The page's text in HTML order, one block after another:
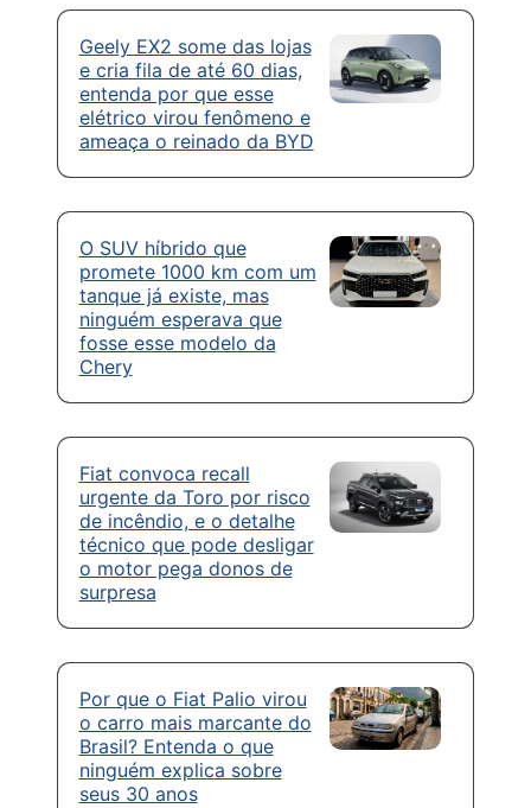
Geely EX2 some das lojas
e cria fila de até 60 dias,
entenda por que esse
elétrico virou fenômeno e
ameaça o reinado da BYD
O SUV híbrido que
promete 1000 km com um
tanque já existe, mas
ninguém esperava que
fosse esse modelo da
Chery
Fiat convoca recall
urgente da Toro por risco
de incêndio, e o detalhe
técnico que pode desligar
o motor pega donos de
surpresa
Por que o Fiat Palio virou
o carro mais marcante do
Brasil? Entenda o que
ninguém explica sobre
seus 30 anos